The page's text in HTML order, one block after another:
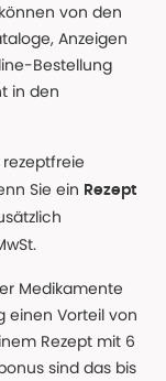
von den
Anzeigen
Bestellung
in den
Sie ein Rezept
Medikamente
einen Vorteil von
Rezept mit 6
sind das bis